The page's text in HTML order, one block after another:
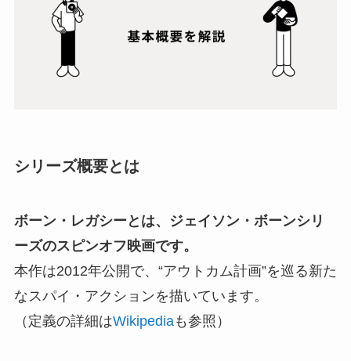
シリーズ概要とは
ボーン・レガシーとは、ジェイソン・ボーンシリ
ーズのスピンオフ映画です。
本作は2012年公開で、“アウトカム計画”を巡る新た
なスパイ・アクションを描いています。
（定義の詳細はWikipediaも参照）